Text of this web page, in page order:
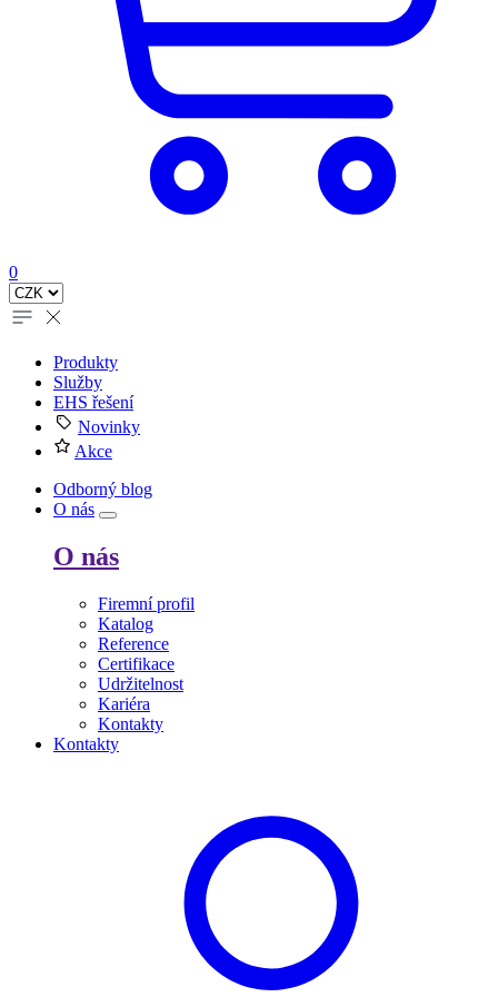
0
Produkty
Služby
EHS řešení
Novinky
Akce
Odborný blog
O nás
O nás
Firemní profil
Katalog
Reference
Certifikace
Udržitelnost
Kariéra
Kontakty
Kontakty